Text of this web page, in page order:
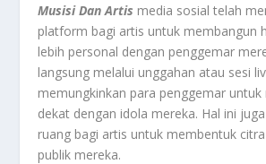
Musisi Dan Artis media sosial telah
platform bagi artis untuk membangun
lebih personal dengan penggemar
langsung melalui unggahan atau sesi
memungkinkan para penggemar untuk
dekat dengan idola mereka. Hal ini
ruang bagi artis untuk membentuk
publik mereka.